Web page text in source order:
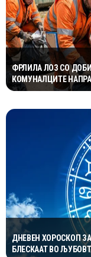
ФРЛИЛА ЛОЗ СО
КОМУНАЛЦИТЕ
ДНЕВЕН ХОРОСКОП
БЛЕСКААТ ВО